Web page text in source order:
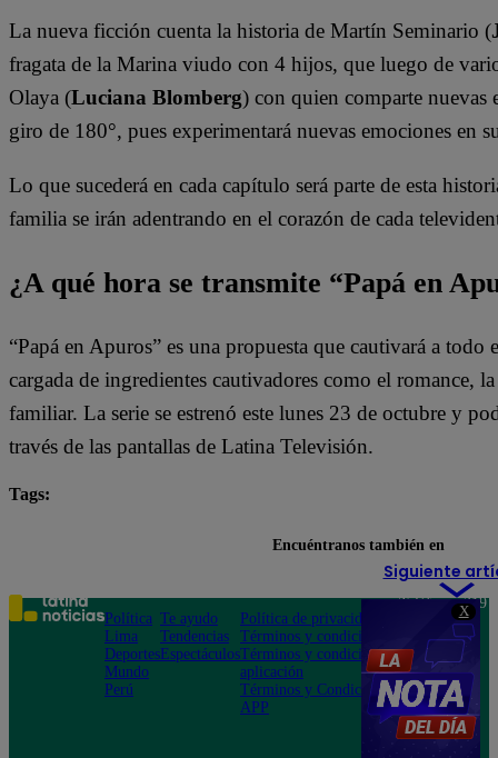
X
La nueva ficción cuenta la historia de Martín Seminario (
fragata de la Marina viudo con 4 hijos, que luego de
Olaya (Luciana Blomberg) con quien comparte nuevas
giro de 180°, pues experimentará nuevas emociones en
Lo que sucederá en cada capítulo será parte de esta
familia se irán adentrando en el corazón de cada
¿A qué hora se transmite “Papá en
“Papá en Apuros” es una propuesta que cautivará a
cargada de ingredientes cautivadores como el romance,
familiar. La serie se estrenó este lunes 23 de octubre y
través de las pantallas de Latina Televisión.
Tags:
Siguiente
Encuéntranos también en
Política
Lima
Deportes
Mundo
Perú
Te ayudo
Tendencias
Espectáculos
Política de privacidad
Términos y condiciones
Términos y condiciones
aplicación
Términos y Condiciones
APP
Teléfono: 219
Av. San
Felipe 968
Jesús María